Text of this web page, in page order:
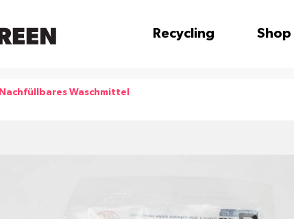
Recycling Shop
Nachfüllbares Waschmittel